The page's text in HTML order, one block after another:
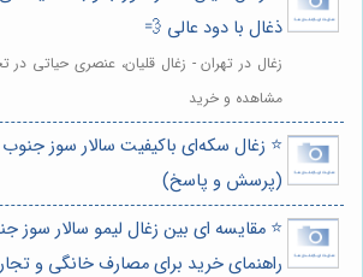
ذغال با دود عالی 💨
زغال در تهران - زغال قلیان، عنصری حیاتی
مشاهده و خرید
⭐️ زغال سکه‌ای باکیفیت سالار سوز
(پرسش و پاسخ)
⭐️ مقایسه ای بین زغال لیمو سالار سوز
راهنمای خرید برای مصارف خانگی و